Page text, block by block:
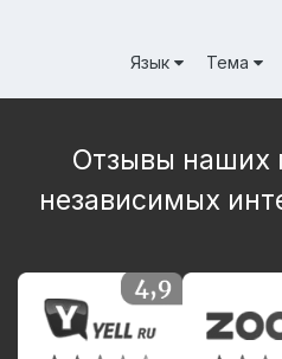
Язык Тема
Отзывы наших
независимых